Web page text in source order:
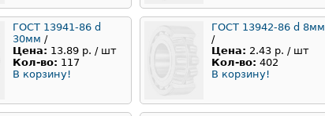
ГОСТ 13941-86 d
30мм /
Цена: 13.89 р. / шт
Кол-во: 117
В корзину!
ГОСТ 13942-86 d 8мм
/
Цена: 2.43 р. / шт
Кол-во: 402
В корзину!